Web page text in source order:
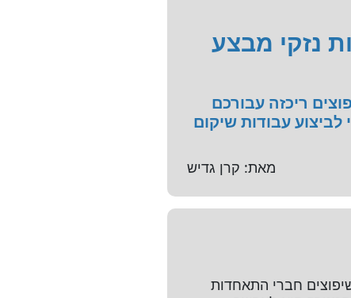
נזקי מבצע
ריכזה עבורכם
עבודות שיקום
מאת: קרן גדיש
חברי התאחדות